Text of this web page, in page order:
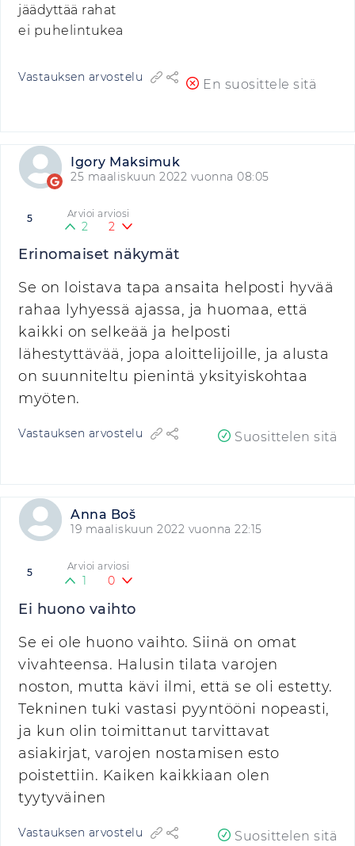
jäädyttää rahat
ei puhelintukea
Vastauksen arvostelu
En suosittele sitä
Igory Maksimuk
25 maaliskuun 2022 vuonna 08:05
5 Arvioi arviosi
2 2
Erinomaiset näkymät
Se on loistava tapa ansaita helposti hyvää
rahaa lyhyessä ajassa, ja huomaa, että
kaikki on selkeää ja helposti
lähestyttävää, jopa aloittelijoille, ja alusta
on suunniteltu pienintä yksityiskohtaa
myöten.
Vastauksen arvostelu Suosittelen sitä
Anna Boš
19 maaliskuun 2022 vuonna 22:15
5 Arvioi arviosi
1 0
Ei huono vaihto
Se ei ole huono vaihto. Siinä on omat
vivahteensa. Halusin tilata varojen
noston, mutta kävi ilmi, että se oli estetty.
Tekninen tuki vastasi pyyntööni nopeasti,
ja kun olin toimittanut tarvittavat
asiakirjat, varojen nostamisen esto
poistettiin. Kaiken kaikkiaan olen
tyytyväinen
Vastauksen arvostelu Suosittelen sitä